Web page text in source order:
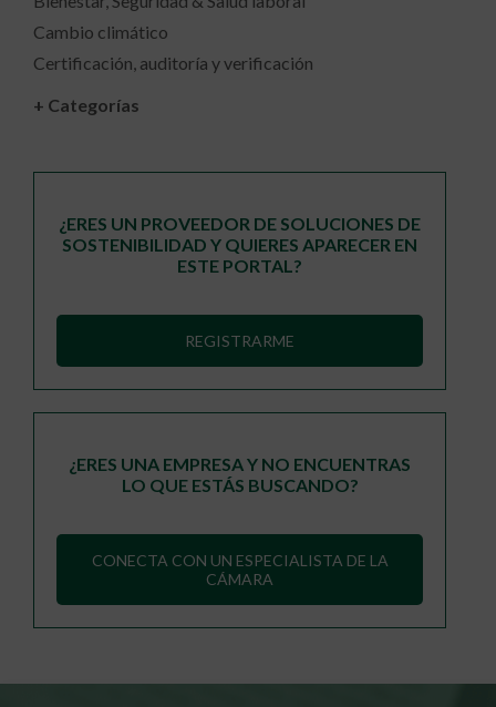
Cambio climático
Certificación, auditoría y verificación
+ Categorías
¿ERES UN PROVEEDOR DE SOLUCIONES DE
SOSTENIBILIDAD Y QUIERES APARECER EN
ESTE PORTAL?
REGISTRARME
¿ERES UNA EMPRESA Y NO ENCUENTRAS
LO QUE ESTÁS BUSCANDO?
CONECTA CON UN ESPECIALISTA DE LA
CÁMARA